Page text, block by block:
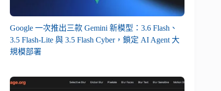
Google 一次推出三款 Gemini 新模型：3.6 Flash、
3.5 Flash-Lite 與 3.5 Flash Cyber，鎖定 AI Agent 大
規模部署